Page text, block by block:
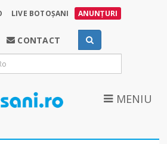
LIVE BOTOȘANI ANUNȚURI
CONTACT
MENIU